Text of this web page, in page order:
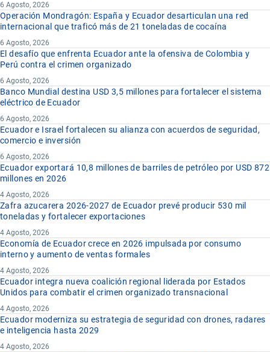
6 Agosto, 2026
Operación Mondragón: España y Ecuador desarticulan una red
internacional que traficó más de 21 toneladas de cocaína
6 Agosto, 2026
El desafío que enfrenta Ecuador ante la ofensiva de Colombia y
Perú contra el crimen organizado
6 Agosto, 2026
Banco Mundial destina USD 3,5 millones para fortalecer el sistema
eléctrico de Ecuador
6 Agosto, 2026
Ecuador e Israel fortalecen su alianza con acuerdos de seguridad,
comercio e inversión
6 Agosto, 2026
Ecuador exportará 10,8 millones de barriles de petróleo por USD 872
millones en 2026
4 Agosto, 2026
Zafra azucarera 2026-2027 de Ecuador prevé producir 530 mil
toneladas y fortalecer exportaciones
4 Agosto, 2026
Economía de Ecuador crece en 2026 impulsada por consumo
interno y aumento de ventas formales
4 Agosto, 2026
Ecuador integra nueva coalición regional liderada por Estados
Unidos para combatir el crimen organizado transnacional
4 Agosto, 2026
Ecuador moderniza su estrategia de seguridad con drones, radares
e inteligencia hasta 2029
4 Agosto, 2026